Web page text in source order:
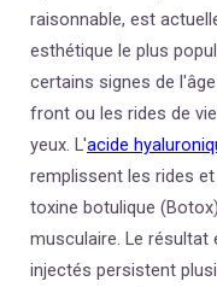
raisonnable, est
esthétique le plus
certains signes de
front ou les rides de
yeux. L'acide
remplissent les rides
toxine botulique (Botox
musculaire. Le
injectés persistent